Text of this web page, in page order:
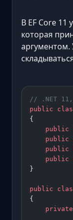
В EF Core 11 у
которая
аргументом.
// .NET
public
{
    public
    public
    public
    public
}
public
{
    private